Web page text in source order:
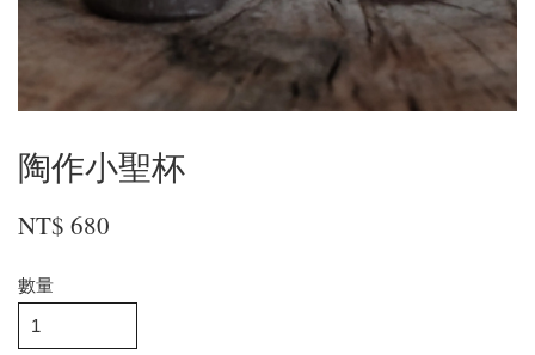
陶作小聖杯
NT$ 680
數量